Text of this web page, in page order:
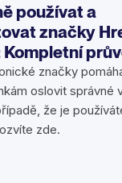
používat a
značky
Kompletní
značky
oslovit správné
že je
zde.